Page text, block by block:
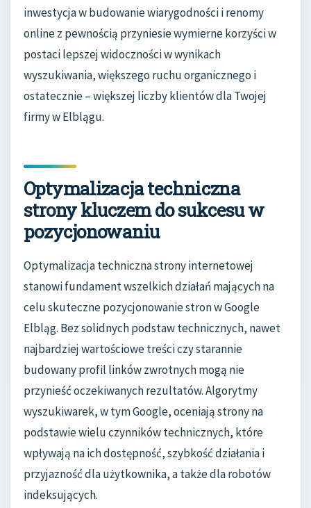
inwestycja w budowanie wiarygodności i renomy
online z pewnością przyniesie wymierne korzyści w
postaci lepszej widoczności w wynikach
wyszukiwania, większego ruchu organicznego i
ostatecznie – większej liczby klientów dla Twojej
firmy w Elblągu.
Optymalizacja techniczna
strony kluczem do sukcesu w
pozycjonowaniu
Optymalizacja techniczna strony internetowej
stanowi fundament wszelkich działań mających na
celu skuteczne pozycjonowanie stron w Google
Elbląg. Bez solidnych podstaw technicznych, nawet
najbardziej wartościowe treści czy starannie
budowany profil linków zwrotnych mogą nie
przynieść oczekiwanych rezultatów. Algorytmy
wyszukiwarek, w tym Google, oceniają strony na
podstawie wielu czynników technicznych, które
wpływają na ich dostępność, szybkość działania i
przyjazność dla użytkownika, a także dla robotów
indeksujących.